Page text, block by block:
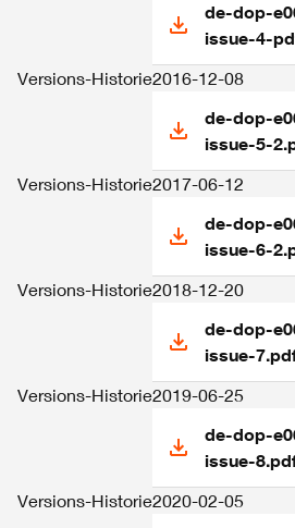
de-dop-
issue-4-
Versions-Historie2016-12-08
de-dop-
issue-5-
Versions-Historie2017-06-12
de-dop-
issue-6-
Versions-Historie2018-12-20
de-dop-
issue-
Versions-Historie2019-06-25
de-dop-
issue-
Versions-Historie2020-02-05